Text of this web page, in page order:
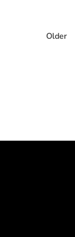
Older